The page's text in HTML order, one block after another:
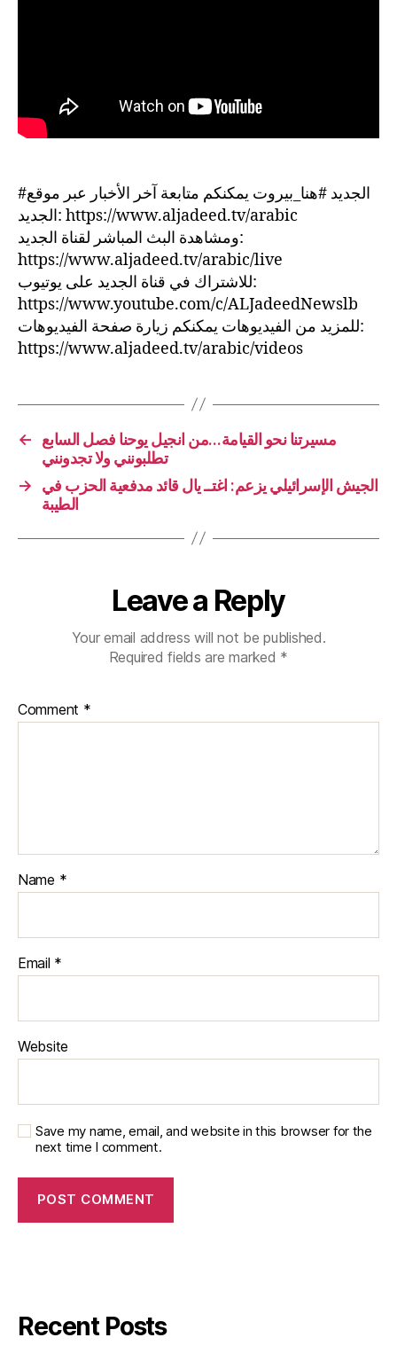
#الجديد #هنا_بيروت يمكنكم متابعة آخر الأخبار عبر موقع
الجديد: https://www.aljadeed.tv/arabic
ومشاهدة البث المباشر لقناة الجديد:
https://www.aljadeed.tv/arabic/live
للاشتراك في قناة الجديد على يوتيوب:
https://www.youtube.com/c/ALJadeedNewslb
للمزيد من الفيديوهات يمكنكم زيارة صفحة الفيديوهات:
https://www.aljadeed.tv/arabic/videos
←
مسيرتنا نحو القيامة…من انجيل يوحنا فصل السابع
تطلبونني ولا تجدونني
→
الجيش الإسرائيلي يزعم: اغتــ يال قائد مدفعية الحزب في
الطيبة
Leave a Reply
Your email address will not be published.
Required fields are marked *
Comment *
Name *
Email *
Website
Save my name, email, and website in this browser for the
next time I comment.
Recent Posts